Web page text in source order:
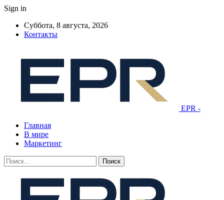
Sign in
Суббота, 8 августа, 2026
Контакты
EPR -
Главная
В мире
Маркетинг